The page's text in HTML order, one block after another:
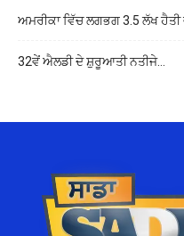
ਅਮਰੀਕਾ ਵਿੱਚ ਲਗਭਗ 3.5 ਲੱਖ
32ਵੇਂ ਐਲਡੀ ਦੇ ਸ਼ੁਰੂਆਤੀ ਨਤੀਜੇ…